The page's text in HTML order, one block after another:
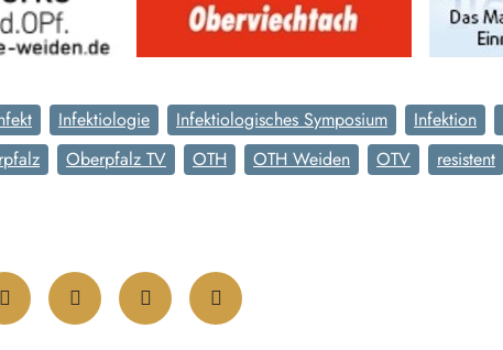
Infektiologie Infektiologisches Symposium Infektion
Oberpfalz TV OTH OTH Weiden OTV resistent